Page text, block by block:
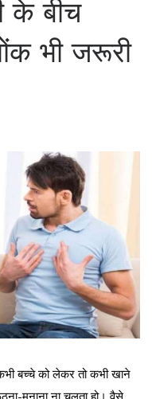
के बीच
भी जरूरी
बच्चे को लेकर तो कभी खाने